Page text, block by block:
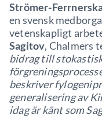
Strömer-
en svensk
vetenskapligt
Sagitov, Chalmers
bidrag till
beskriver
generalisering av
idag är känt som